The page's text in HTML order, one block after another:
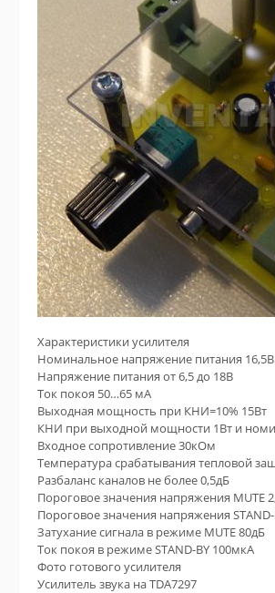
Характеристики усилителя
Номинальное напряжение питания 16,5В
Напряжение питания от 6,5 до 18В
Ток покоя 50…65 мА
Выходная мощность при КНИ=10% 15Вт
КНИ при выходной мощности 1Вт и
Входное сопротивление 30кОм
Температура срабатывания тепловой
Разбаланс каналов не более 0,5дБ
Пороговое значения напряжения MUTE
Пороговое значения напряжения STAND-
Затухание сигнала в режиме MUTE 80дБ
Ток покоя в режиме STAND-BY 100мкА
Фото готового усилителя
Усилитель звука на TDA7297